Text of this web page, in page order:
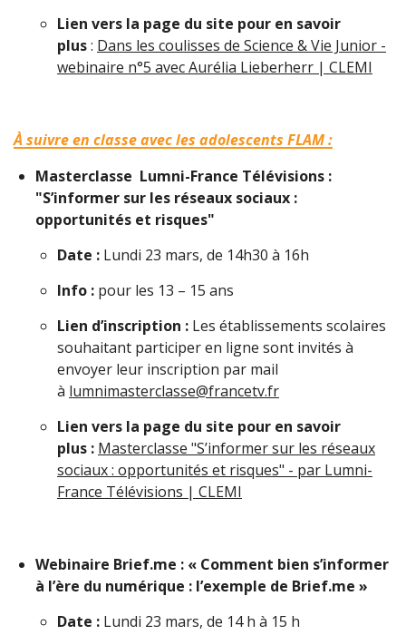
Lien vers la page du site pour en savoir
plus: Dans les coulisses de Science & Vie Junior -
webinaire n°5 avec Aurélia Lieberherr | CLEMI
À suivre en classe avec les adolescents FLAM :
Masterclasse Lumni-France Télévisions :
"S’informer sur les réseaux sociaux :
opportunités et risques"
Date : Lundi 23 mars, de 14h30 à 16h
Info : pour les 13 – 15 ans
Lien d’inscription : Les établissements scolaires
souhaitant participer en ligne sont invités à
envoyer leur inscription par mail
à lumnimasterclasse@francetv.fr
Lien vers la page du site pour en savoir
plus : Masterclasse "S’informer sur les réseaux
sociaux : opportunités et risques" - par Lumni-
France Télévisions | CLEMI
Webinaire Brief.me : « Comment bien s’informer
à l’ère du numérique : l’exemple de Brief.me »
Date : Lundi 23 mars, de 14 h à 15 h